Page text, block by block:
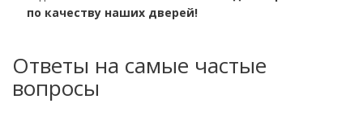
по качеству наших дверей!
Ответы на самые частые
вопросы